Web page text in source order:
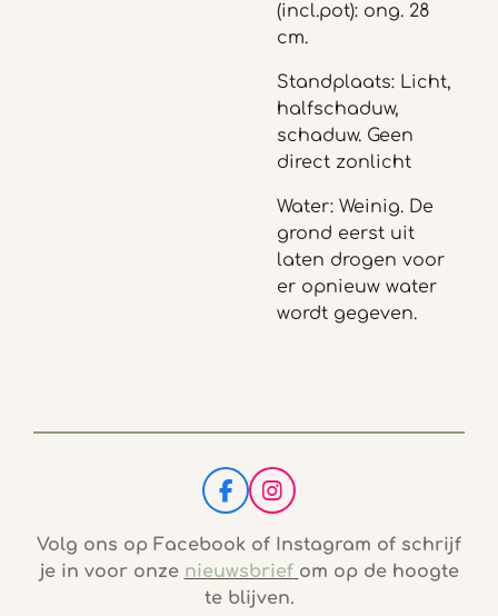
(incl.pot): ong. 28
cm.
Standplaats: Licht,
halfschaduw,
schaduw. Geen
direct zonlicht
Water: Weinig. De
grond eerst uit
laten drogen voor
er opnieuw water
wordt gegeven.
F
a
c
b
o
I
n
s
t
a
g
Volg ons op Facebook of Instagram of schrijf
je in voor onze nieuwsbrief om op de hoogte
te blijven.